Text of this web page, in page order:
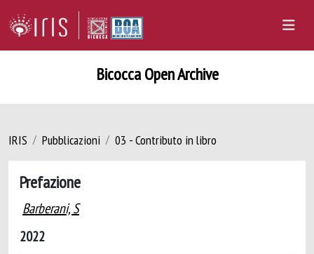
Bicocca Open Archive
IRIS Pubblicazioni 03 - Contributo in libro
Prefazione
Barberani, S
2022